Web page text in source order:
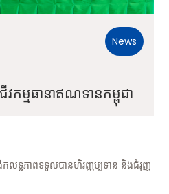
News
កម្មធានាឥណទានកម្ពុជា
កលទ្ធភាពទទួលបានហិរញ្ញប្បទាន និងជំរុញ